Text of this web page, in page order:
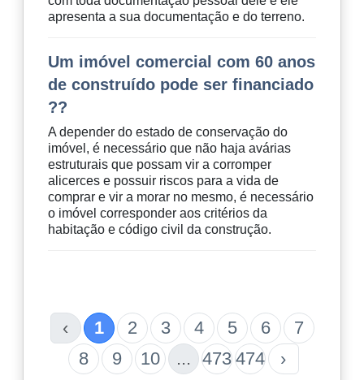
apresenta a sua documentação e do terreno.
Um imóvel comercial com 60 anos
de construído pode ser financiado
??
A depender do estado de conservação do
imóvel, é necessário que não haja avárias
estruturais que possam vir a corromper
alicerces e possuir riscos para a vida de
comprar e vir a morar no mesmo, é necessário
o imóvel corresponder aos critérios da
habitação e código civil da construção.
‹ 1 2 3 4 5 6
7
8
9 10 ... 473 474 ›